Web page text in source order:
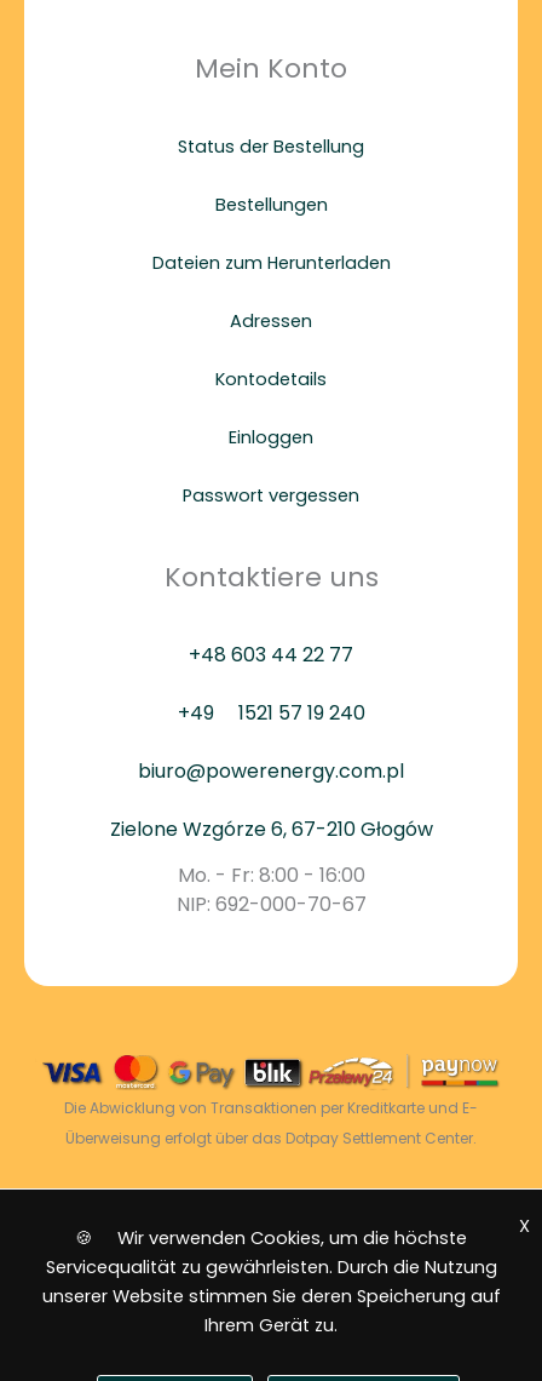
Mein Konto
Status der Bestellung
Bestellungen
Dateien zum Herunterladen
Adressen
Kontodetails
Einloggen
Passwort vergessen
Kontaktiere uns
+48 603 44 22 77
+49 1521 57 19 240
biuro@powerenergy.com.pl
Zielone Wzgórze 6, 67-210 Głogów
Mo. - Fr: 8:00 - 16:00
NIP: 692-000-70-67
Die Abwicklung von Transaktionen per Kreditkarte und E-
Überweisung erfolgt über das Dotpay Settlement Center.
2026 © Power Energy - Alle Rechte vorbehalten
Sitemap
🍪 Wir verwenden Cookies, um die höchste
Servicequalität zu gewährleisten. Durch die Nutzung
unserer Website stimmen Sie deren Speicherung auf
Ihrem Gerät zu.
X